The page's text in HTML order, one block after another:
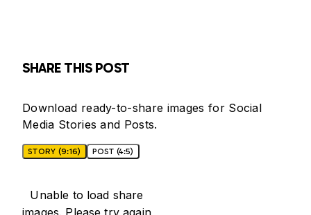
SHARE THIS POST
Download ready-to-share images for Social
Media Stories and Posts.
STORY (9:16) POST (4:5)
Unable to load share